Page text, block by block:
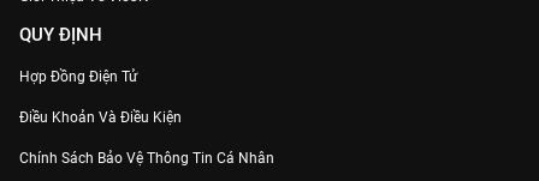
QUY ĐỊNH
Hợp Đồng Điện Tử
Điều Khoản Và Điều Kiện
Chính Sách Bảo Vệ Thông Tin Cá Nhân